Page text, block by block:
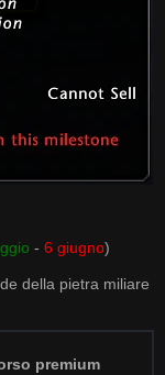
- 6 giugno)
della pietra miliare
premium